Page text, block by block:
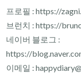
프로필 : https://
브런치 : https://
네이버 블로그 :
https://
이메일 :